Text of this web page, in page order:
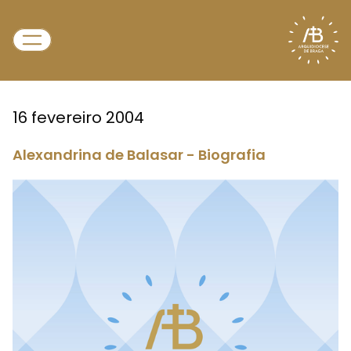
16 fevereiro 2004
Alexandrina de Balasar - Biografia